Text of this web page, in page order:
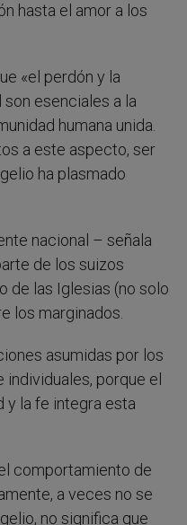
hasta el amor a los
«el perdón y la
esenciales a la
humana unida.
a este aspecto, ser
ha plasmado
nacional – señala
de los suizos
de las Iglesias (no solo
los marginados.
asumidas por los
porque el
y la fe integra esta
comportamiento de
a veces no se
no significa que